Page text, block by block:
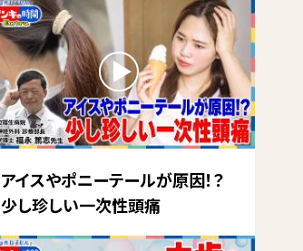
アイスやポニーテールが原因！？
少し珍しい一次性頭痛